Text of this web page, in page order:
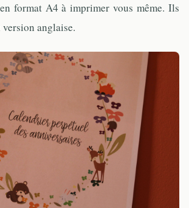
format A4 à imprimer vous même. Ils
anglaise.